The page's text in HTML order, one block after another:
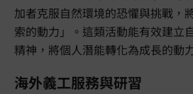
加者克服自然環境的恐懼與挑戰，
索的動力」。這類活動能有效建立
精神，將個人潛能轉化為成長的動
海外義工服務與研習